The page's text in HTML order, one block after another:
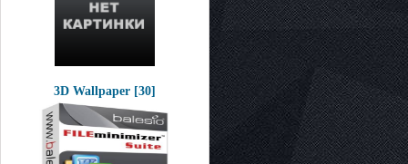
3D Wallpaper [30]